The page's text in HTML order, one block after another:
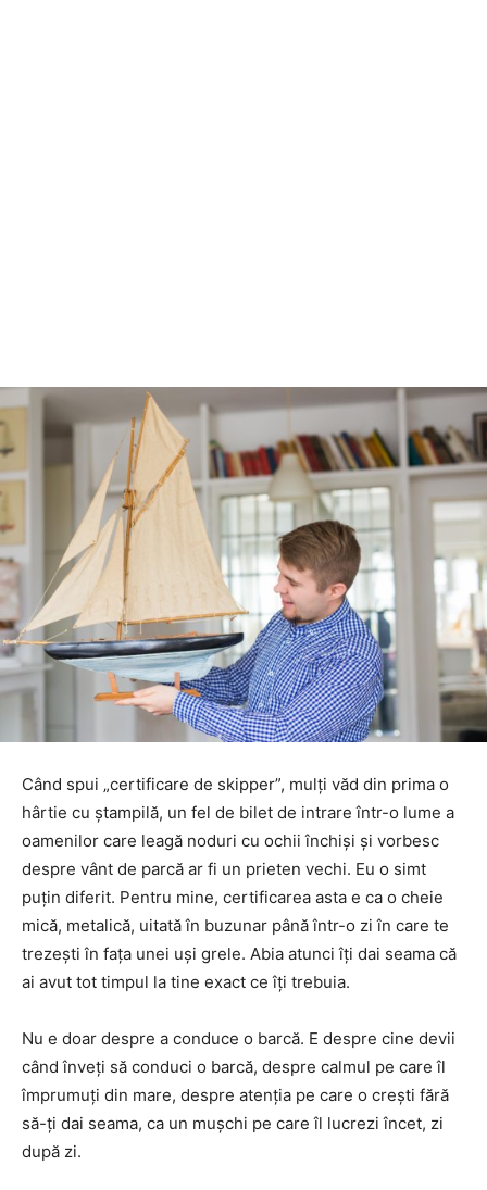
Când spui „certificare de skipper”, mulți văd din prima o
hârtie cu ștampilă, un fel de bilet de intrare într-o lume a
oamenilor care leagă noduri cu ochii închiși și vorbesc
despre vânt de parcă ar fi un prieten vechi. Eu o simt
puțin diferit. Pentru mine, certificarea asta e ca o cheie
mică, metalică, uitată în buzunar până într-o zi în care te
trezești în fața unei uși grele. Abia atunci îți dai seama că
ai avut tot timpul la tine exact ce îți trebuia.
Nu e doar despre a conduce o barcă. E despre cine devii
când înveți să conduci o barcă, despre calmul pe care îl
împrumuți din mare, despre atenția pe care o crești fără
să-ți dai seama, ca un mușchi pe care îl lucrezi încet, zi
după zi.